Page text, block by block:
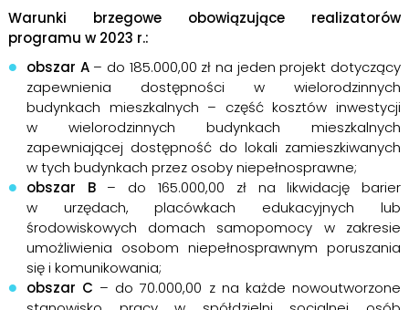
Warunki brzegowe obowiązujące realizatorów
programu w 2023 r.:
obszar A – do 185.000,00 zł na jeden projekt dotyczący
zapewnienia dostępności w wielorodzinnych
budynkach mieszkalnych – część kosztów inwestycji
w wielorodzinnych budynkach mieszkalnych
zapewniającej dostępność do lokali zamieszkiwanych
w tych budynkach przez osoby niepełnosprawne;
obszar B– do 165.000,00 zł na likwidację barier
w urzędach, placówkach edukacyjnych lub
środowiskowych domach samopomocy w zakresie
umożliwienia osobom niepełnosprawnym poruszania
się i komunikowania;
obszar C – do 70.000,00 z na każde nowoutworzone